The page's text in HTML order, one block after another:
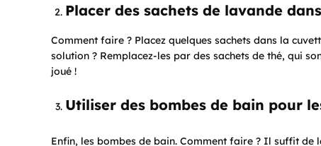
Placer des sachets de lavande
Comment faire ? Placez quelques sachets dans la
solution ? Remplacez-les par des sachets de thé, qui
joué !
Utiliser des bombes de bain pour
Enfin, les bombes de bain. Comment faire ? Il suffit